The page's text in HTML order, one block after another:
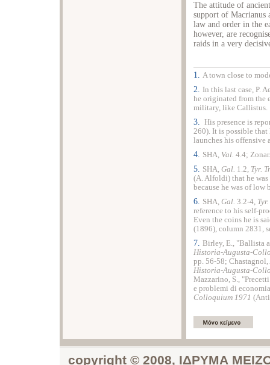
The attitude of
support of Macrianus
law and order in the
however, are
raids in a very
1. A town close to
2. In this last case, P.
he originated from the
military, like Callistus.
3. His presence is
260). It is possible that
launches his offensive
4. SHA, Val. 4.4;
5. SHA, Gal. 1.2, Tyr.
(A. Alfoldi) that he
because he was of low
6. SHA, Gal. 3.2-4,
reference to his self-
Even the coins he is
(1896), column 2831,
7. Birley, E., "Ballista
Historia-Augusta-
pp. 56-58;
Historia-Augusta-
Mazzarino, S.,
e problemi di
Colloquium 1971
copyright © 2008, ΙΔΡΥΜΑ